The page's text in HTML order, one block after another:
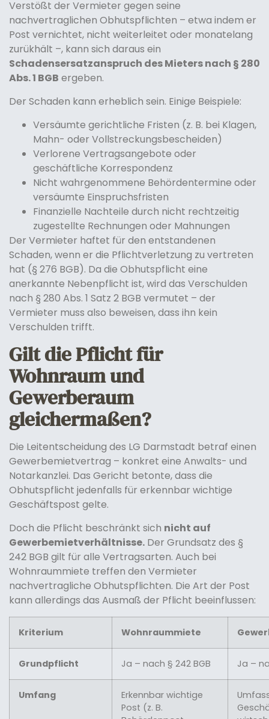
Verstößt der Vermieter gegen seine
nachvertraglichen Obhutspflichten – etwa indem er
Post vernichtet, nicht weiterleitet oder monatelang
zurükhält –, kann sich daraus ein
Schadensersatzanspruch des Mieters nach § 280
Abs. 1 BGB ergeben.
Der Schaden kann erheblich sein. Einige Beispiele:
Versäumte gerichtliche Fristen (z. B. bei Klagen,
Mahn- oder Vollstreckungsbescheiden)
Verlorene Vertragsangebote oder
geschäftliche Korrespondenz
Nicht wahrgenommene Behördentermine oder
versäumte Einspruchsfristen
Finanzielle Nachteile durch nicht rechtzeitig
zugestellte Rechnungen oder Mahnungen
Der Vermieter haftet für den entstandenen
Schaden, wenn er die Pflichtverletzung zu vertreten
hat (§ 276 BGB). Da die Obhutspflicht eine
anerkannte Nebenpflicht ist, wird das Verschulden
nach § 280 Abs. 1 Satz 2 BGB vermutet – der
Vermieter muss also beweisen, dass ihn kein
Verschulden trifft.
Gilt die Pflicht für
Wohnraum und
Gewerberaum
gleichermaßen?
Die Leitentscheidung des LG Darmstadt betraf einen
Gewerbemietvertrag – konkret eine Anwalts- und
Notarkanzlei. Das Gericht betonte, dass die
Obhutspflicht jedenfalls für erkennbar wichtige
Geschäftspost gelte.
Doch die Pflicht beschränkt sich nicht auf
Gewerbemietverhältnisse. Der Grundsatz des §
242 BGB gilt für alle Vertragsarten. Auch bei
Wohnraummiete treffen den Vermieter
nachvertragliche Obhutspflichten. Die Art der Post
kann allerdings das Ausmaß der Pflicht beeinflussen:
Kriterium Wohnraummiete
Grundpflicht Ja – nach § 242 BGB Ja –
Umfang
Erkennbar wichtige
Post (z. B.